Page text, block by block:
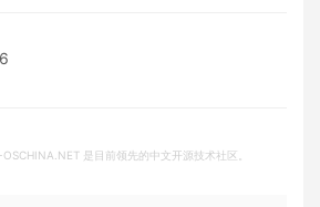
-OSCHINA.NET 是目前领先的中文开源技术社区。